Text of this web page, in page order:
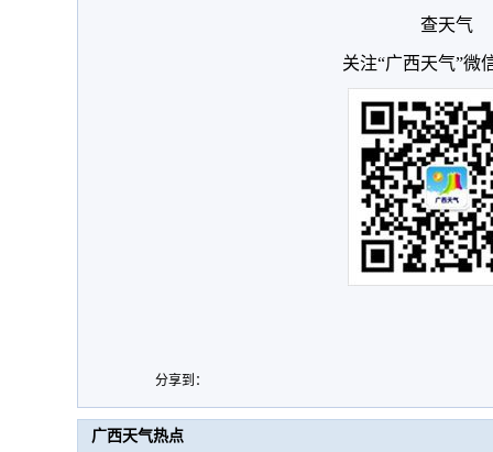
查天气
关注“广西天气”微
分享到：
广西天气热点